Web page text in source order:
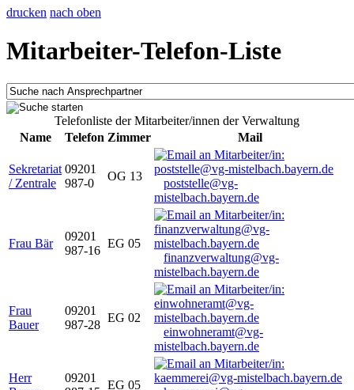
drucken nach oben
Mitarbeiter-Telefon-Liste
Telefonliste der Mitarbeiter/innen der Verwaltung
Name
Telefon Zimmer Mail
Sekretariat
/ Zentrale
09201
987-0
OG 13
poststelle@vg-
mistelbach.bayern.de
Frau Bär
09201
987-16
EG 05
finanzverwaltung@vg-
mistelbach.bayern.de
Frau
Bauer
09201
987-28
EG 02
einwohneramt@vg-
mistelbach.bayern.de
Herr
09201
EG 05